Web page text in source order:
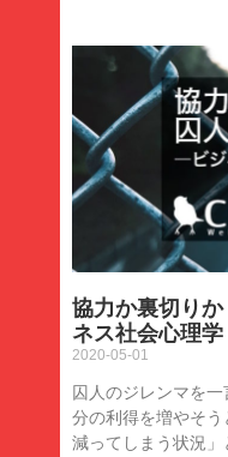
協力か裏切り
ネス社会心理学
2020-05-01
囚人のジレンマを
分の利得を増やそ
減ってしまう状況」